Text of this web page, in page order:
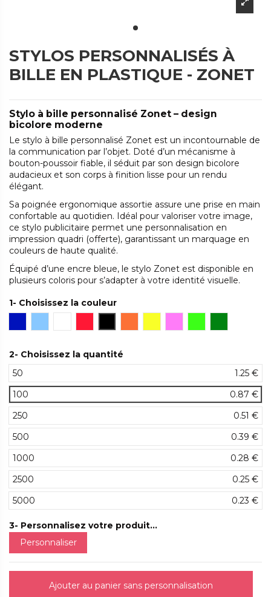
STYLOS PERSONNALISÉS À
BILLE EN PLASTIQUE - ZONET
Stylo à bille personnalisé Zonet – design
bicolore moderne
Le stylo à bille personnalisé Zonet est un incontournable de
la communication par l’objet. Doté d’un mécanisme à
bouton-poussoir fiable, il séduit par son design bicolore
audacieux et son corps à finition lisse pour un rendu
élégant.
Sa poignée ergonomique assortie assure une prise en main
confortable au quotidien. Idéal pour valoriser votre image,
ce stylo publicitaire permet une personnalisation en
impression quadri (offerte), garantissant un marquage en
couleurs de haute qualité.
Équipé d’une encre bleue, le stylo Zonet est disponible en
plusieurs coloris pour s’adapter à votre identité visuelle.
1- Choisissez la couleur
2- Choisissez la quantité
50
1.25 €
100
0.87 €
250
0.51 €
500
0.39 €
1000
0.28 €
2500
0.25 €
5000
0.23 €
3- Personnalisez votre produit...
Personnaliser
Ajouter au panier sans personnalisation